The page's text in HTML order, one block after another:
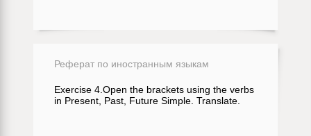
Реферат по иностранным языкам
Exercise 4.Open the brackets using the verbs
in Present, Past, Future Simple. Translate.